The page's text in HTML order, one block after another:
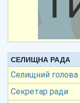
СЕЛИЩНА РАДА
Селищний голова
Секретар ради